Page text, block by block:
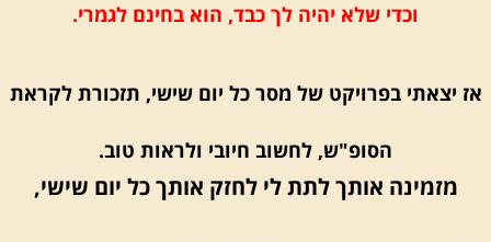
וכדי שלא יהיה לך כבד, הוא בחינם לגמרי.
אז יצאתי בפרויקט של מסר כל יום שישי, תזכורת לקראת
הסופ"ש, לחשוב חיובי ולראות טוב.
מזמינה אותך לתת לי לחזק אותך כל יום שישי,